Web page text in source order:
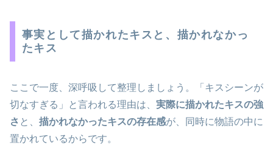
事実として描かれたキスと、描かれなかっ
たキス
ここで一度、深呼吸して整理しましょう。「キスシーンが
切なすぎる」と言われる理由は、 実際に描かれたキスの強
さ と、 描かれなかったキスの存在感が、同時に物語の中に
置かれているからです。